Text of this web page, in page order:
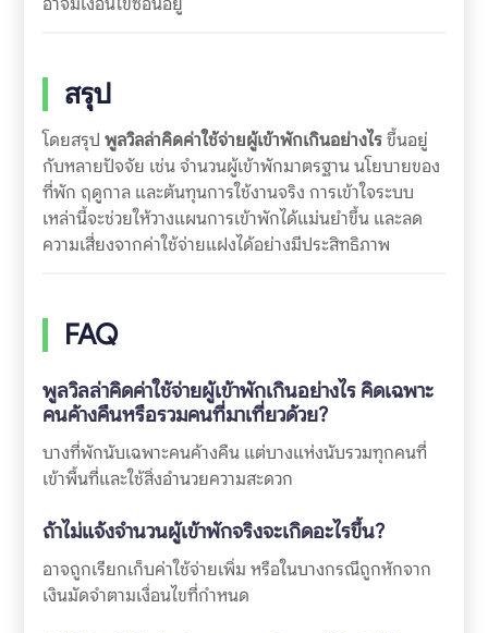
สรุป
โดยสรุป พูลวิลล่าคิดค่าใช้จ่ายผู้เข้าพักเกินอย่างไรขึ้นอยู่
กับหลายปัจจัย เช่น จำนวนผู้เข้าพักมาตรฐาน นโยบายของ
ที่พัก ฤดูกาล และต้นทุนการใช้งานจริง การเข้าใจระบบ
เหล่านี้จะช่วยให้วางแผนการเข้าพักได้แม่นยำขึ้น และลด
ความเสี่ยงจากค่าใช้จ่ายแฝงได้อย่างมีประสิทธิภาพ
FAQ
พูลวิลล่าคิดค่าใช้จ่ายผู้เข้าพักเกินอย่างไร คิดเฉพาะ
คนค้างคืนหรือรวมคนที่มาเที่ยวด้วย?
บางที่พักนับเฉพาะคนค้างคืน แต่บางแห่งนับรวมทุกคนที่
เข้าพื้นที่และใช้สิ่งอำนวยความสะดวก
ถ้าไม่แจ้งจำนวนผู้เข้าพักจริงจะเกิดอะไรขึ้น?
อาจถูกเรียกเก็บค่าใช้จ่ายเพิ่ม หรือในบางกรณีถูกหักจาก
เงินมัดจำตามเงื่อนไขที่กำหนด